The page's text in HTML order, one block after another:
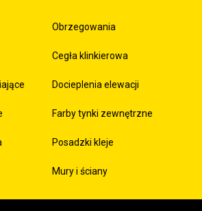
Obrzegowania
Cegła klinkierowa
Docieplenia elewacji
Farby tynki zewnętrzne
Posadzki kleje
Mury i ściany